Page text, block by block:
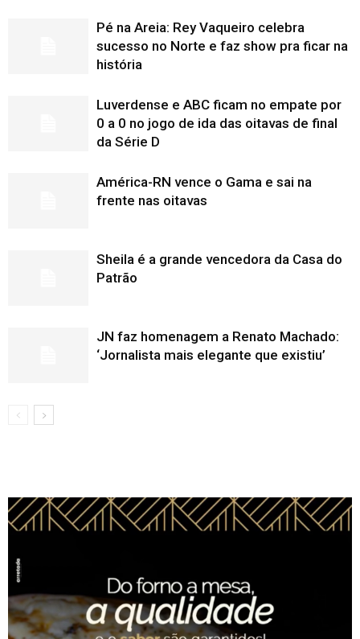
Pé na Areia: Rey Vaqueiro celebra
sucesso no Norte e faz show pra ficar na
história
Luverdense e ABC ficam no empate por
0 a 0 no jogo de ida das oitavas de final
da Série D
América-RN vence o Gama e sai na
frente nas oitavas
Sheila é a grande vencedora da Casa do
Patrão
JN faz homenagem a Renato Machado:
‘Jornalista mais elegante que existiu’